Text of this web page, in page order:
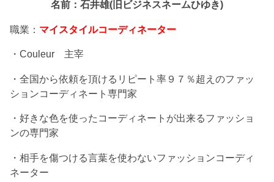
名前：石井雄(旧ビジネスネームひゆき)
職業： マイスタイルコーディネーター
・Couleur 主宰
・全国から依頼を頂けるリピート率９７％超えのファッ
ションコーディネート専門家
・好きな色を使ったコーディネートが出来るファッショ
ンの専門家
・相手を傷つける言葉を使わないファッションコーディ
ネーター